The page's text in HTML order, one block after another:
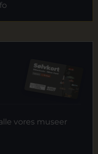
vores museer